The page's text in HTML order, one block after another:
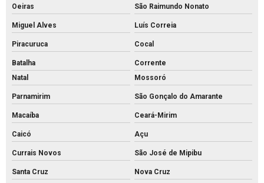
Oeiras São Raimundo Nonato
Miguel Alves Luís Correia
Piracuruca Cocal
Batalha
Corrente
Natal
Mossoró
Parnamirim São Gonçalo do Amarante
Macaíba Ceará-Mirim
Caicó Açu
Currais Novos São José de Mipibu
Santa Cruz Nova Cruz